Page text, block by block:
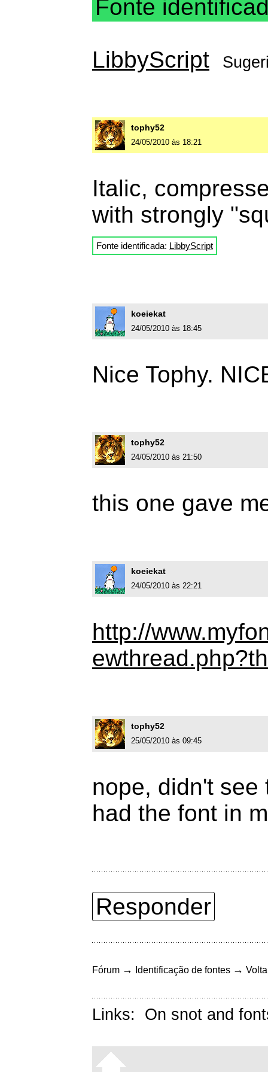
Fonte
LibbyScript
tophy52
24/05/2010 às 18:21
Italic,
with strongly
Fonte identificada: LibbyScript
koeiekat
24/05/2010 às 18:45
Nice Tophy.
tophy52
24/05/2010 às 21:50
this one gave
koeiekat
24/05/2010 às 22:21
http://
tophy52
25/05/2010 às 09:45
nope, didn't see
had the font in
Responder
Fórum → Identificação de fontes →
Links: On snot and